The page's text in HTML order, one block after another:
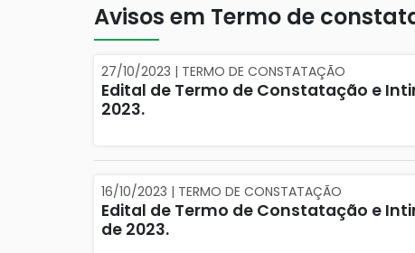
Avisos em Termo de
27/10/2023 | TERMO DE CONSTATAÇÃO
Edital de Termo de Constatação e
2023.
16/10/2023 | TERMO DE CONSTATAÇÃO
Edital de Termo de Constatação e
de 2023.